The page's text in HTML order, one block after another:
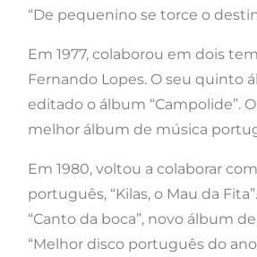
“De pequenino se torce o
Em 1977, colaborou em dois
Fernando Lopes. O seu quinto
editado o álbum “Campolide”.
melhor álbum de música
Em 1980, voltou a colaborar
português, “Kilas, o Mau da
“Canto da boca”, novo álbum
“Melhor disco português do